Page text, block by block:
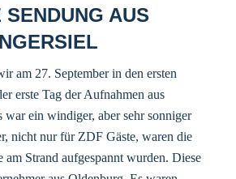
SENDUNG AUS
am 27. September in den ersten
erste Tag der Aufnahmen aus
war ein windiger, aber sehr sonniger
nicht nur für ZDF Gäste, waren die
am Strand aufgespannt wurden. Diese